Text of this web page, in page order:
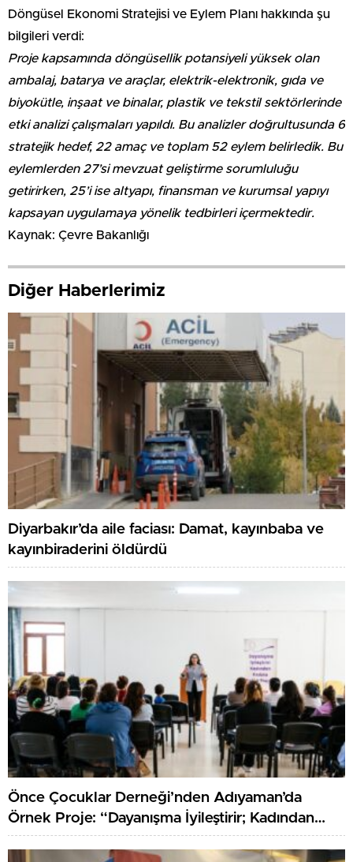
Döngüsel Ekonomi Stratejisi ve Eylem Planı hakkında şu
bilgileri verdi:
Proje kapsamında döngüsellik potansiyeli yüksek olan
ambalaj, batarya ve araçlar, elektrik-elektronik, gıda ve
biyokütle, inşaat ve binalar, plastik ve tekstil sektörlerinde
etki analizi çalışmaları yapıldı. Bu analizler doğrultusunda 6
stratejik hedef, 22 amaç ve toplam 52 eylem belirledik. Bu
eylemlerden 27’si mevzuat geliştirme sorumluluğu
getirirken, 25’i ise altyapı, finansman ve kurumsal yapıyı
kapsayan uygulamaya yönelik tedbirleri içermektedir.
Kaynak: Çevre Bakanlığı
Diğer Haberlerimiz
Diyarbakır’da aile faciası: Damat, kayınbaba ve
kayınbiraderini öldürdü
Önce Çocuklar Derneği’nden Adıyaman’da
Örnek Proje: “Dayanışma İyileştirir; Kadından
Kadına Sağlık”